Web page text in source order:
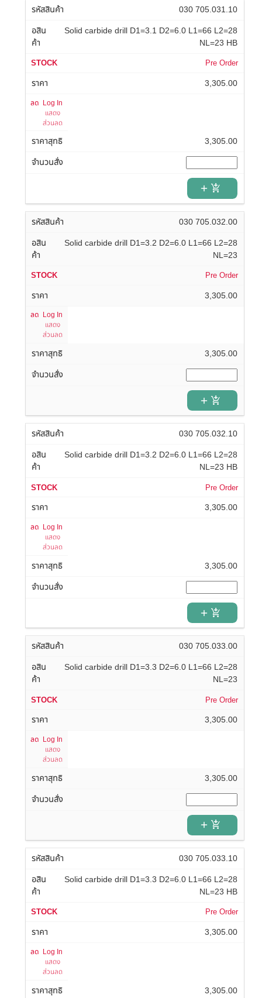
030 705.031.10
Solid carbide drill D1=3.1 D2=6.0 L1=66 L2=28
NL=23 HB
Pre Order
3,305.00
Log In
แสดง
ส่วนลด
3,305.00
add_shopping_cart
030 705.032.00
Solid carbide drill D1=3.2 D2=6.0 L1=66 L2=28
NL=23
Pre Order
3,305.00
Log In
แสดง
ส่วนลด
3,305.00
add_shopping_cart
030 705.032.10
Solid carbide drill D1=3.2 D2=6.0 L1=66 L2=28
NL=23 HB
Pre Order
3,305.00
Log In
แสดง
ส่วนลด
3,305.00
add_shopping_cart
030 705.033.00
Solid carbide drill D1=3.3 D2=6.0 L1=66 L2=28
NL=23
Pre Order
3,305.00
Log In
แสดง
ส่วนลด
3,305.00
add_shopping_cart
030 705.033.10
Solid carbide drill D1=3.3 D2=6.0 L1=66 L2=28
NL=23 HB
Pre Order
3,305.00
Log In
แสดง
ส่วนลด
3,305.00